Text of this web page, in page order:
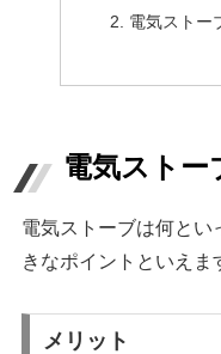
電気ストー
電気ストー
電気ストーブは何とい
きなポイントといえま
メリット